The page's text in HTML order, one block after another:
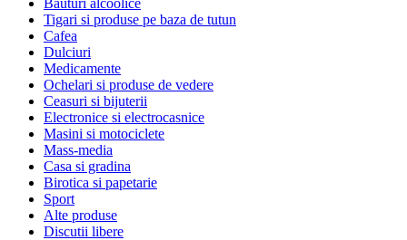
Tigari si produse pe baza de tutun
Cafea
Dulciuri
Medicamente
Ochelari si produse de vedere
Ceasuri si bijuterii
Electronice si electrocasnice
Masini si motociclete
Mass-media
Casa si gradina
Birotica si papetarie
Sport
Alte produse
Discutii libere